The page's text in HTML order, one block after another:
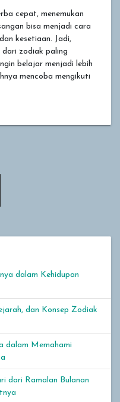
cepat, menemukan
bisa menjadi cara
kesetiaan. Jadi,
zodiak paling
belajar menjadi lebih
mencoba mengikuti
dalam Kehidupan
dan Konsep Zodiak
dalam Memahami
dari Ramalan Bulanan